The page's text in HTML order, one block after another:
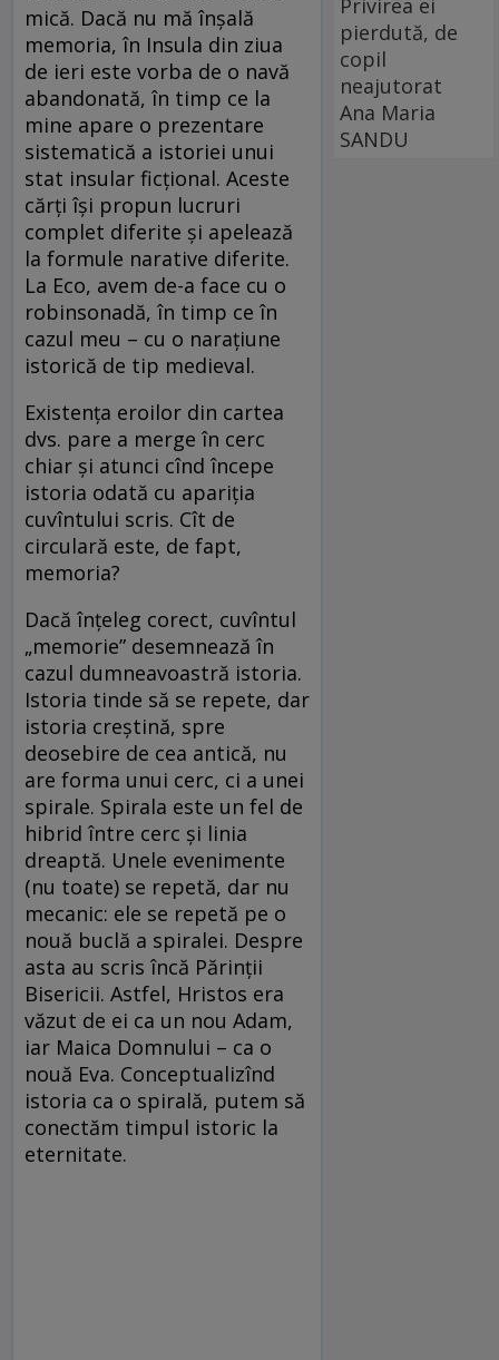
mică. Dacă nu mă înșală
memoria, în Insula din ziua
de ieri este vorba de o navă
abandonată, în timp ce la
mine apare o prezentare
sistematică a istoriei unui
stat insular ficțional. Aceste
cărți își propun lucruri
complet diferite și apelează
la formule narative diferite.
La Eco, avem de-a face cu o
robinsonadă, în timp ce în
cazul meu – cu o narațiune
istorică de tip medieval.
Existența eroilor din cartea
dvs. pare a merge în cerc
chiar și atunci cînd începe
istoria odată cu apariția
cuvîntului scris. Cît de
circulară este, de fapt,
memoria?
Dacă înțeleg corect, cuvîntul
„memorie” desemnează în
cazul dumneavoastră istoria.
Istoria tinde să se repete, dar
istoria creștină, spre
deosebire de cea antică, nu
are forma unui cerc, ci a unei
spirale. Spirala este un fel de
hibrid între cerc și linia
dreaptă. Unele evenimente
(nu toate) se repetă, dar nu
mecanic: ele se repetă pe o
nouă buclă a spiralei. Despre
asta au scris încă Părinții
Bisericii. Astfel, Hristos era
văzut de ei ca un nou Adam,
iar Maica Domnului – ca o
nouă Eva. Conceptualizînd
istoria ca o spirală, putem să
conectăm timpul istoric la
eternitate.
Privirea ei
pierdută, de
copil
neajutorat
Ana Maria
SANDU